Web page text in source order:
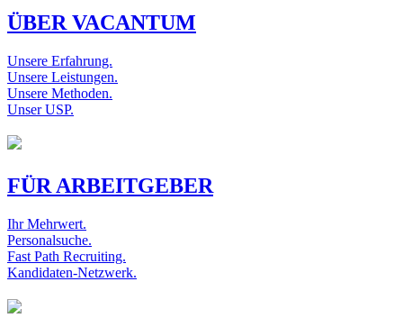
ÜBER VACANTUM
Unsere Erfahrung.
Unsere Leistungen.
Unsere Methoden.
Unser USP.
FÜR ARBEITGEBER
Ihr Mehrwert.
Personalsuche.
Fast Path Recruiting.
Kandidaten-Netzwerk.